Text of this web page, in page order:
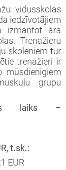
vidusskolas
iedzīvotājiem
izmantot āra
Trenažieru
skolēniem tur
trenažieri ir
grupu
laiks –
t.sk.:
EUR